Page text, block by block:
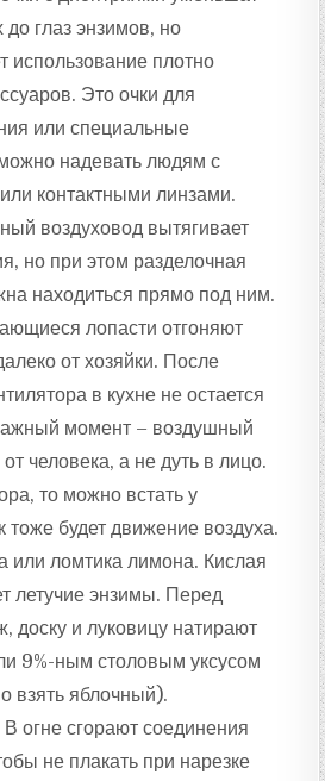
глаз энзимов, но
использование плотно
Это очки для
или специальные
надевать людям с
контактными линзами.
воздуховод вытягивает
но при этом разделочная
находиться прямо под ним.
лопасти отгоняют
от хозяйки. После
в кухне не остается
момент – воздушный
человека, а не дуть в лицо.
то можно встать у
тоже будет движение воздуха.
или ломтика лимона. Кислая
летучие энзимы. Перед
доску и луковицу натирают
9%-ным столовым уксусом
взять яблочный).
огне сгорают соединения
не плакать при нарезке